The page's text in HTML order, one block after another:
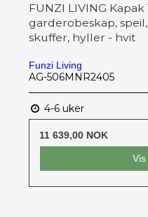
FUNZI LIVING
garderobeskap,
skuffer, hyller - hvit
Funzi Living
AG-506MNR2405
4-6 uker
11 639,00 NOK